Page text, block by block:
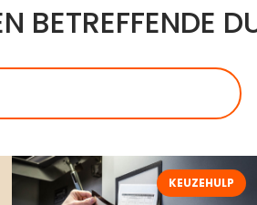
BETREFFENDE
KEUZEHULP